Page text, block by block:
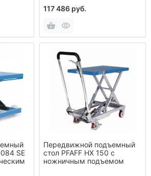
117 486 руб.
SE
Передвижной подъемный
стол PFAFF НХ 150 с
ножничным подъемом